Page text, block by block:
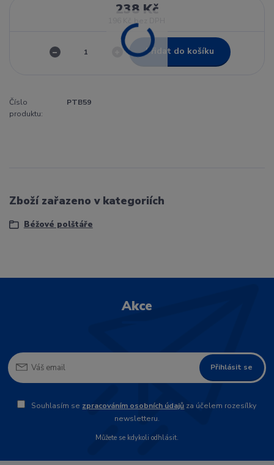
238 Kč
bez DPH
Přidat do košíku
Číslo
produktu:
PTB59
Zboží zařazeno v kategoriích
Béžové polštáře
Akce
Přihlásit se
Souhlasím se zpracováním osobních údajů za účelem rozesílky
newsletteru.
Můžete se kdykoli odhlásit.